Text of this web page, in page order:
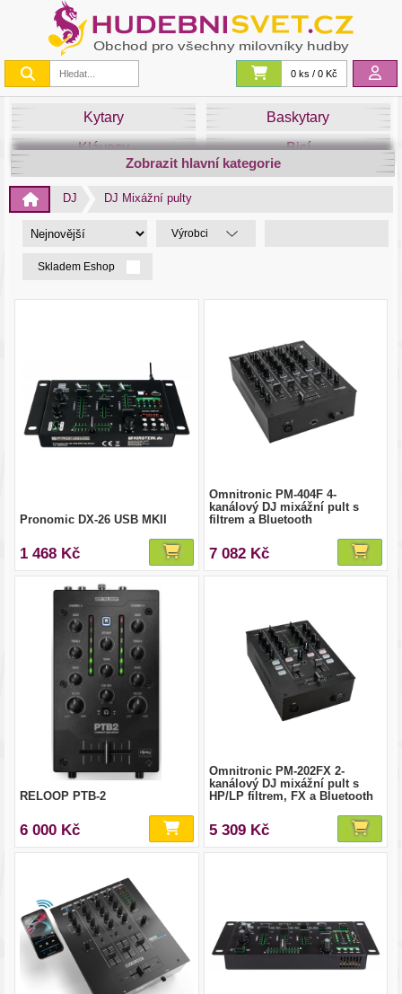
0 ks / 0 Kč
Kytary
Baskytary
Klávesy
Bicí
Smyčce
Dechy
Zvuk&Studio
Zobrazit hlavní kategorie
DJ DJ Mixážní pulty
Výrobci
Skladem Eshop
Pronomic DX-26 USB MKII
1 468 Kč
Omnitronic PM-404F 4-
kanálový DJ mixážní pult s
filtrem a Bluetooth
7 082 Kč
RELOOP PTB-2
6 000 Kč
Omnitronic PM-202FX 2-
kanálový DJ mixážní pult s
HP/LP filtrem, FX a Bluetooth
5 309 Kč